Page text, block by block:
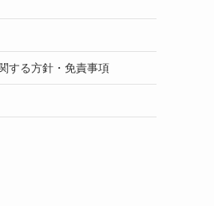
する方針・免責事項